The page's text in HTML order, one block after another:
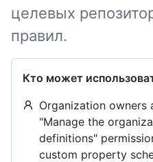
целевых
правил.
Кто может
Organization owners
"Manage the
definitions"
custom property